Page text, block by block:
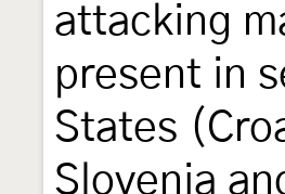
attacking
present in
States
Slovenia